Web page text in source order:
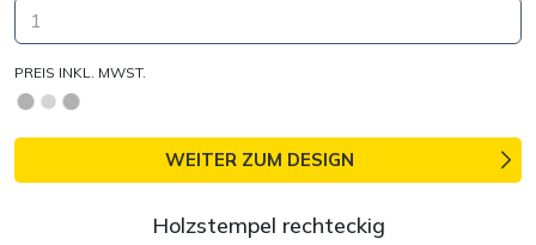
PREIS INKL. MWST.
WEITER ZUM DESIGN
Holzstempel rechteckig